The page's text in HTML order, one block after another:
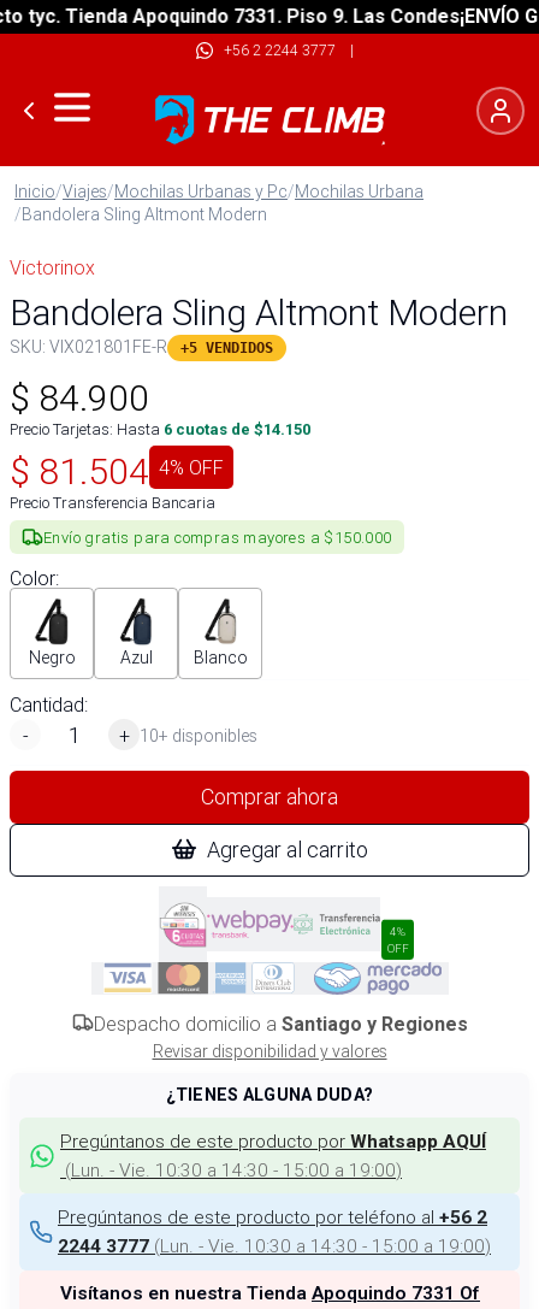
Tienda Apoquindo 7331. Piso 9. Las Condes¡ENVÍO
+56 2 2244 3777 |
Inicio/Viajes/Mochilas Urbanas y Pc/Mochilas Urbana
/Bandolera Sling Altmont Modern
Victorinox
Bandolera Sling Altmont Modern
SKU: VIX021801FE-R +5 VENDIDOS
$ 84.900
Precio Tarjetas: Hasta 6 cuotas de $14.150
$ 81.504 4% OFF
Precio Transferencia Bancaria
Envío gratis para compras mayores a $150.000
Color:
Negro Azul Blanco
Cantidad:
-
+ 10+ disponibles
Comprar ahora
Agregar al carrito
4%
OFF
Despacho domicilio a Santiago y Regiones
Revisar disponibilidad y valores
¿TIENES ALGUNA DUDA?
Pregúntanos de este producto por Whatsapp AQUÍ
(Lun. - Vie. 10:30 a 14:30 - 15:00 a 19:00)
Pregúntanos de este producto por teléfono al +56 2
2244 3777 (Lun. - Vie. 10:30 a 14:30 - 15:00 a 19:00)
Visítanos en nuestra Tienda Apoquindo 7331 Of